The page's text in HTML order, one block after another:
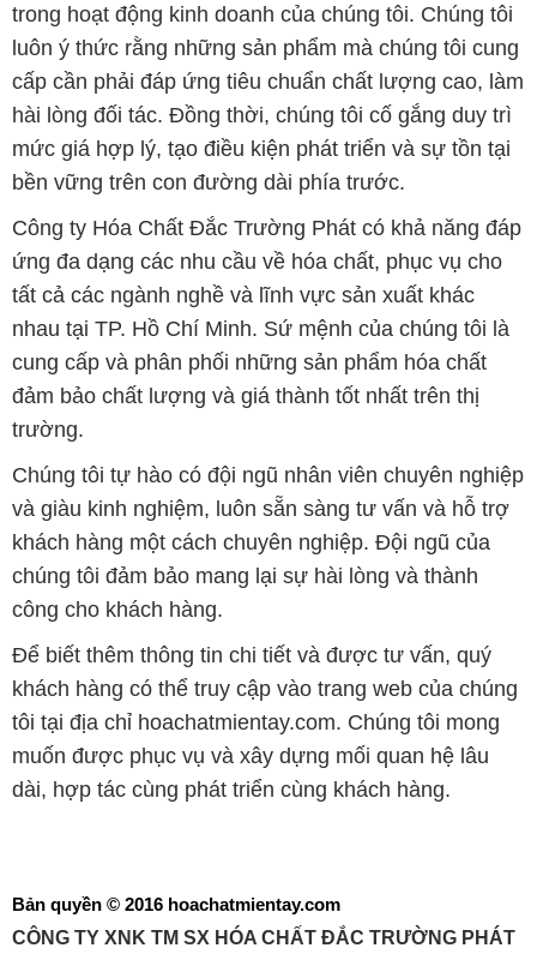
trong hoạt động kinh doanh của chúng tôi. Chúng tôi
luôn ý thức rằng những sản phẩm mà chúng tôi cung
cấp cần phải đáp ứng tiêu chuẩn chất lượng cao, làm
hài lòng đối tác. Đồng thời, chúng tôi cố gắng duy trì
mức giá hợp lý, tạo điều kiện phát triển và sự tồn tại
bền vững trên con đường dài phía trước.
Công ty Hóa Chất Đắc Trường Phát có khả năng đáp
ứng đa dạng các nhu cầu về hóa chất, phục vụ cho
tất cả các ngành nghề và lĩnh vực sản xuất khác
nhau tại TP. Hồ Chí Minh. Sứ mệnh của chúng tôi là
cung cấp và phân phối những sản phẩm hóa chất
đảm bảo chất lượng và giá thành tốt nhất trên thị
trường.
Chúng tôi tự hào có đội ngũ nhân viên chuyên nghiệp
và giàu kinh nghiệm, luôn sẵn sàng tư vấn và hỗ trợ
khách hàng một cách chuyên nghiệp. Đội ngũ của
chúng tôi đảm bảo mang lại sự hài lòng và thành
công cho khách hàng.
Để biết thêm thông tin chi tiết và được tư vấn, quý
khách hàng có thể truy cập vào trang web của chúng
tôi tại địa chỉ hoachatmientay.com. Chúng tôi mong
muốn được phục vụ và xây dựng mối quan hệ lâu
dài, hợp tác cùng phát triển cùng khách hàng.
Bản quyền © 2016 hoachatmientay.com
CÔNG TY XNK TM SX HÓA CHẤT ĐẮC TRƯỜNG PHÁT